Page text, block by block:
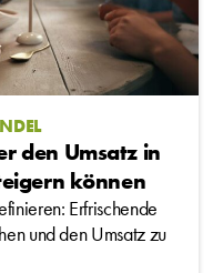
den Umsatz in
können
Erfrischende
und den Umsatz zu